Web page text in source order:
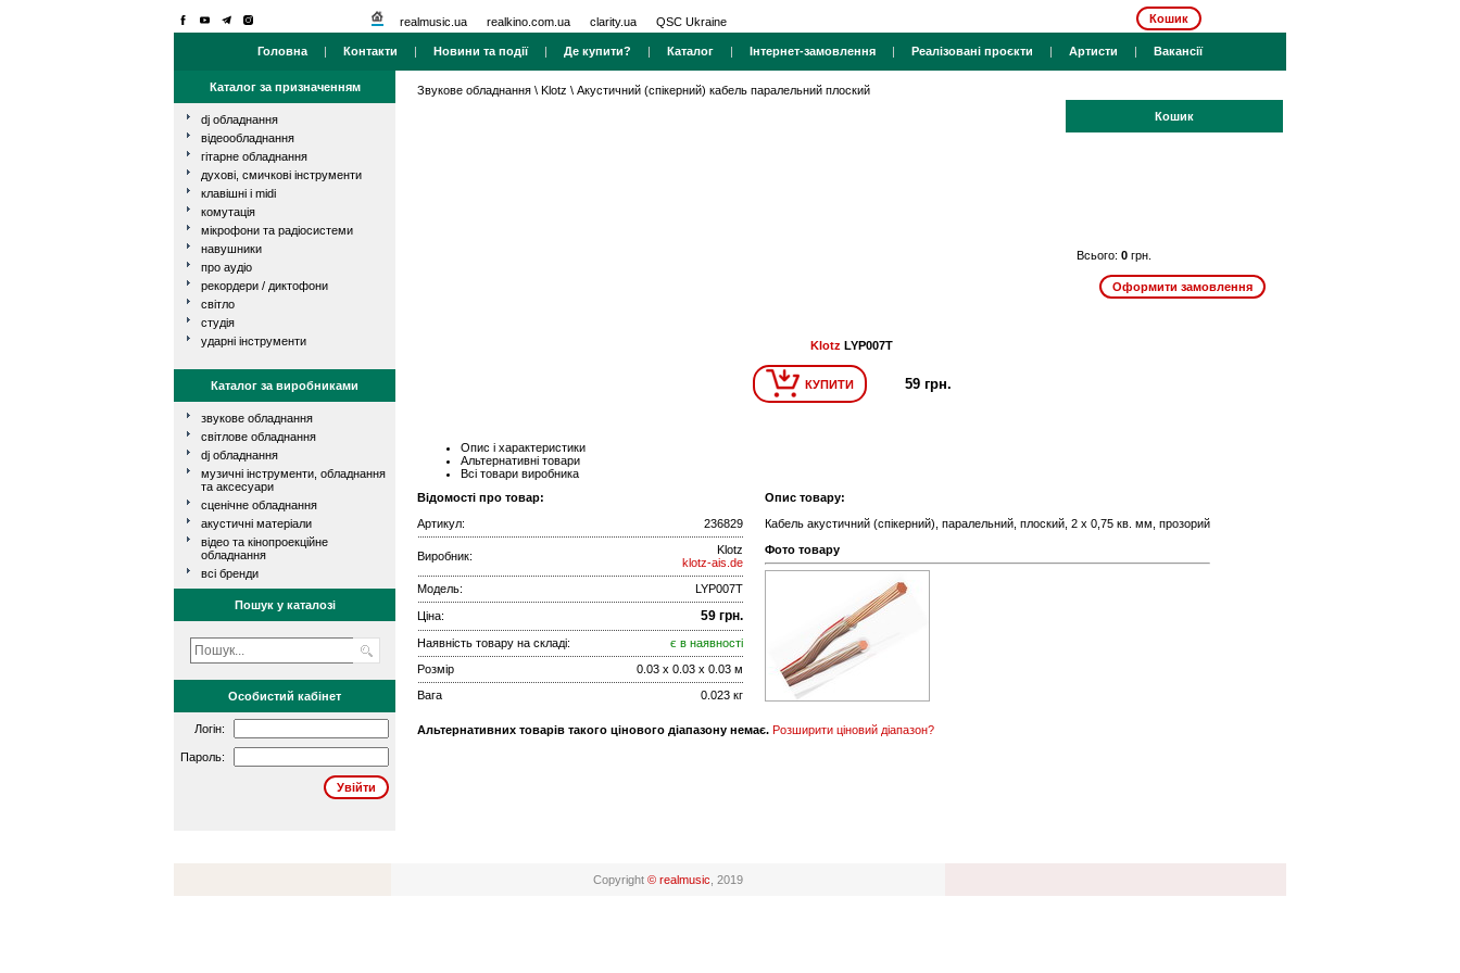
realmusic.ua realkino.com.ua clarity.ua QSC Ukraine Кошик
Головна | Контакти | Новини та події| Де купити? | Каталог | Інтернет-замовлення | Реалізовані проєкти | Артисти | Вакансії
Каталог за призначенням
dj обладнання
відеообладнання
гітарне обладнання
духові, смичкові інструменти
клавішні і midi
комутація
мікрофони та радіосистеми
навушники
про аудіо
рекордери / диктофони
світло
студія
ударні інструменти
Каталог за виробниками
звукове обладнання
світлове обладнання
dj обладнання
музичні інструменти, обладнання
та аксесуари
сценічне обладнання
акустичні матеріали
відео та кінопроекційне
обладнання
всі бренди
Пошук у каталозі
Особистий кабінет
Логін:
Пароль:
Звукове обладнання \ Klotz \ Акустичний (спікерний) кабель паралельний плоский
Кошик
Всього: 0 грн.
Klotz LYP007T
КУПИТИ 59 грн.
Опис і характеристики
Альтернативні товари
Всі товари виробника
Відомості про товар:
Артикул:
236829
Виробник:
Klotz
klotz-ais.de
Модель:
LYP007T
Ціна: 59 грн.
Наявність товару на складі:
є в наявності
Розмір
0.03 x 0.03 x 0.03 м
Вага
0.023 кг
Опис товару:
Кабель акустичний (спікерний), паралельний, плоский, 2 х 0,75 кв. мм, прозорий
Фото товару
Альтернативних товарів такого цінового діапазону немає. Розширити ціновий діапазон?
Copyright © realmusic , 2019